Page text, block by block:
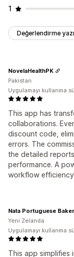
1
Değerlendirme
This app has
collaborations.
discount code,
errors. The
the detailed
performance. A
workflow
NovelaHealthPK
Pakistan
Uygulamayı kullanma
This app
Nata Portuguese
Yeni Zelanda
Uygulamayı kullanma